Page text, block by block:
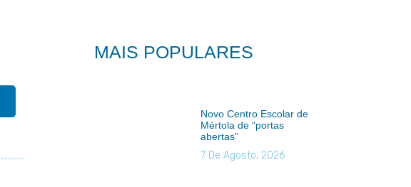
MAIS POPULARES
Novo Centro Escolar de
Mértola de “portas
abertas”
7 De Agosto, 2026